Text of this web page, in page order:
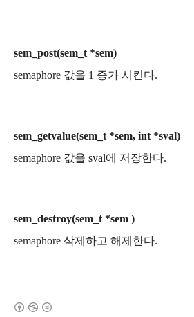
sem_post(sem_t *sem)
semaphore 값을 1 증가 시킨다.
sem_getvalue(sem_t *sem, int *sval)
semaphore 값을 sval에 저장한다.
sem_destroy(sem_t *sem )
semaphore 삭제하고 해제한다.